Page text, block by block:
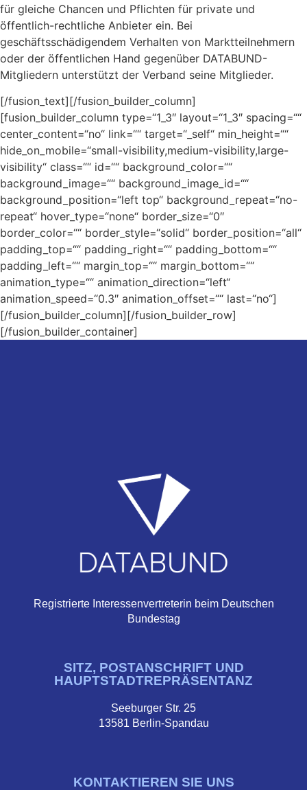
für gleiche Chancen und Pflichten für private und
öffentlich-rechtliche Anbieter ein. Bei
geschäftsschädigendem Verhalten von Marktteilnehmern
oder der öffentlichen Hand gegenüber DATABUND-
Mitgliedern unterstützt der Verband seine Mitglieder.
[/fusion_text][/fusion_builder_column]
[fusion_builder_column type=“1_3″ layout=“1_3″ spacing=““
center_content=“no“ link=““ target=“_self“ min_height=““
hide_on_mobile=“small-visibility,medium-visibility,large-
visibility“ class=““ id=““ background_color=““
background_image=““ background_image_id=““
background_position=“left top“ background_repeat=“no-
repeat“ hover_type=“none“ border_size=“0″
border_color=““ border_style=“solid“ border_position=“all“
padding_top=““ padding_right=““ padding_bottom=““
padding_left=““ margin_top=““ margin_bottom=““
animation_type=““ animation_direction=“left“
animation_speed=“0.3″ animation_offset=““ last=“no“]
[/fusion_builder_column][/fusion_builder_row]
[/fusion_builder_container]
Registrierte Interessenvertreterin beim Deutschen
Bundestag
SITZ, POSTANSCHRIFT UND
HAUPTSTADTREPRÄSENTANZ
Seeburger Str. 25
13581 Berlin-Spandau
KONTAKTIEREN SIE UNS